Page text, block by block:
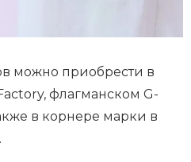
можно приобрести в
флагманском G-
в корнере марки в